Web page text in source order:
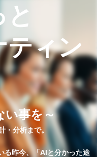
ティン
い事を～
・分析まで。
る昨今、「AIと分かった途